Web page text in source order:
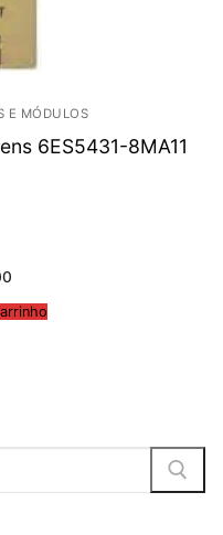
E MÓDULOS
6ES5431-8MA11